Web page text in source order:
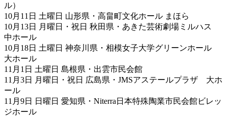
ル）
10月11日 土曜日 山形県・高畠町文化ホール まほら
10月13日 月曜日・祝日 秋田県・あきた芸術劇場ミルハス
中ホール
10月18日 土曜日 神奈川県・相模女子大学グリーンホール
大ホール
11月1日 土曜日 島根県・出雲市民会館
11月3日 月曜日・祝日 広島県・JMSアステールプラザ 大ホ
ール
11月9日 日曜日 愛知県・Niterra日本特殊陶業市民会館ビレッ
ジホール